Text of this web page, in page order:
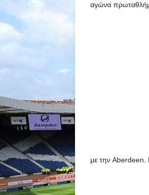
αγώνα
με την Aberdeen.